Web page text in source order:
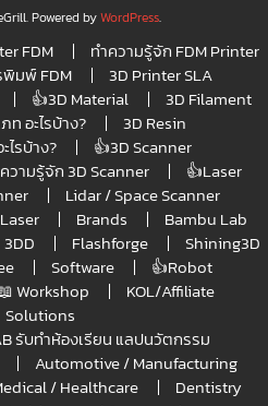
Powered byWordPress.
FDM
ทำความรู้จัก FDM Printer
พิมพ์ FDM
3D Printer SLA
👍3D Material
3D Filament
ท อะไรบ้าง?
3D Resin
ไรบ้าง?
👍3D Scanner
วามรู้จัก 3D Scanner
👍Laser
Lidar / Space Scanner
Brands
Bambu Lab
3DD Flashforge
Shining3D
Software
👍Robot
Workshop
KOL/Affiliate
Solutions
รับทำห้องเรียน แลปนวัตกรรม
Automotive / Manufacturing
/ Healthcare
Dentistry